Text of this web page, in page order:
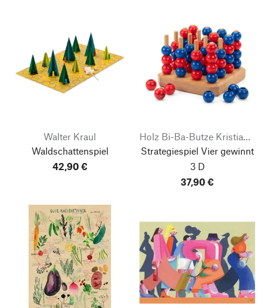
Walter Kraul
Waldschattenspiel
42,90 €
Holz Bi-Ba-Butze Kristian Finken
Strategiespiel Vier gewinnt
3 D
37,90 €